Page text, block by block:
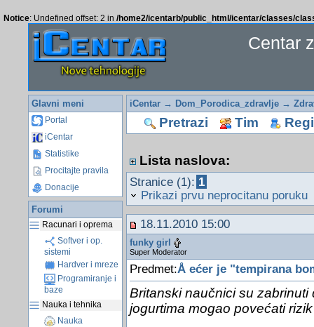
Notice: Undefined offset: 2 in /home2/icentarb/public_html/icentar/classes/
Centar
Glavni meni
Portal
iCentar
Statistike
Procitajte pravila
Donacije
Forumi
Racunari i oprema
Softver i op.
sistemi
Hardver i mreze
Programiranje i
baze
Nauka i tehnika
Nauka
iCentar→ Dom_Porodica_zdravlje→
Pretrazi Tim
Lista naslova:
Stranice (1): 1
Prikazi prvu neprocitanu poruku
18.11.2010 15:00
funky girl
Super Moderator
Predmet:Å ećer je "tempirana
Britanski naučnici su zabrinuti
jogurtima mogao povećati